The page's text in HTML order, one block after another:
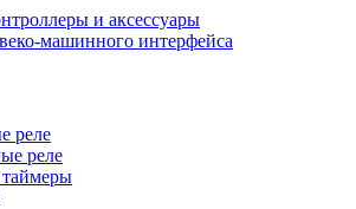
и аксессуары
машинного интерфейса
реле
реле